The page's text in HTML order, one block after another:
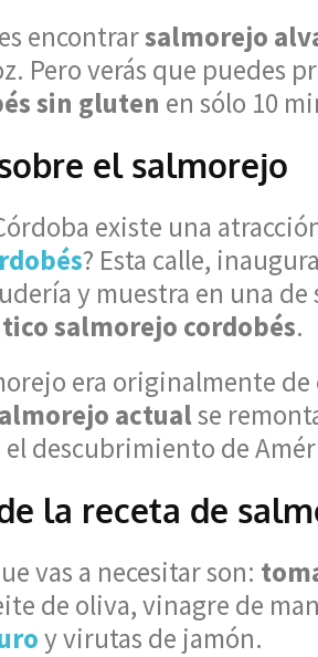
encontrarsalmorejo
Pero verás que puedes
sin gluten en sólo 10
el salmorejo
existe una
? Esta calle,
y muestra en una de
salmorejo cordobés.
era originalmente de
actualse
descubrimiento de
la receta de
vas a necesitar son:
de oliva, vinagre de
y virutas de jamón.